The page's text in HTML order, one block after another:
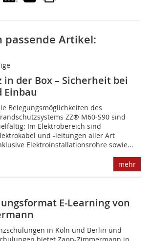
passende Artikel:
in der Box – Sicherheit bei
Einbau
Belegungsmöglichkeiten des
ZZ® M60-S90 sind
Im Elektrobereich sind
und -leitungen aller Art
Elektroinstallationsrohre sowie...
mehr
E-Learning von
in Köln und Berlin und
bietet Zapp-Zimmermann in